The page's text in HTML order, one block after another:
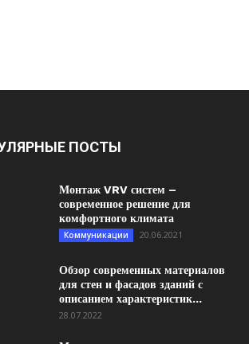
ПОСТЫ
Монтаж VRV систем –
современное решение для
комфортного климата
Коммуникации 20.06.2021
Обзор современных материалов
для стен и фасадов зданий с
описанием характеристик...
28.07.2022